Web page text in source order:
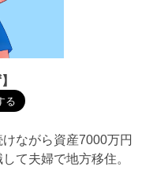
ながら資産7000万円
て夫婦で地方移住。